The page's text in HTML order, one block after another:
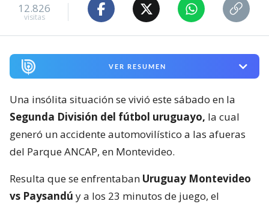
12.826
visitas
VER RESUMEN
Una insólita situación se vivió este sábado en la
Segunda División del fútbol uruguayo, la cual
generó un accidente automovilístico a las afueras
del Parque ANCAP, en Montevideo.
Resulta que se enfrentaban Uruguay Montevideo
vs Paysandú y a los 23 minutos de juego, el